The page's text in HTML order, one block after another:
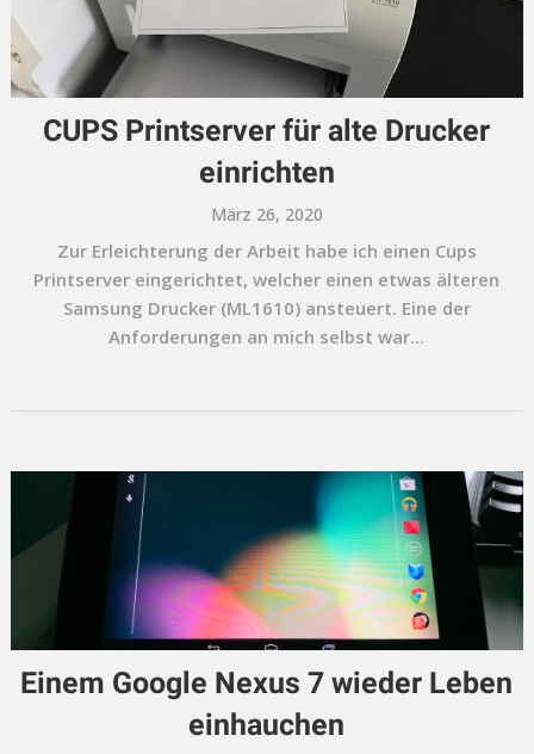
CUPS Printserver für alte Drucker
einrichten
März 26, 2020
Zur Erleichterung der Arbeit habe ich einen Cups
Printserver eingerichtet, welcher einen etwas älteren
Samsung Drucker (ML1610) ansteuert. Eine der
Anforderungen an mich selbst war...
Einem Google Nexus 7 wieder Leben
einhauchen